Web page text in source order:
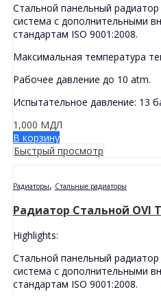
Стальной панельный
система с дополнительными
стандартам ISO 9001:2008.
Максимальная температура
Рабочее давление до 10 atm.
Испытательное давление: 13
1,000 МДЛ
В корзину
Быстрый просмотр
Радиаторы, Стальные радиаторы
Радиатор Стальной OVI
Highlights:
Стальной панельный
система с дополнительными
стандартам ISO 9001:2008.